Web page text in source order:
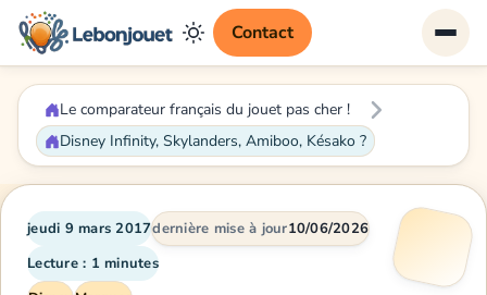
Contact
Le comparateur français du jouet pas cher !
Disney Infinity, Skylanders, Amiboo, Késako ?
jeudi 9 mars 2017dernière mise à jour10/06/2026
Lecture : 1 minutes